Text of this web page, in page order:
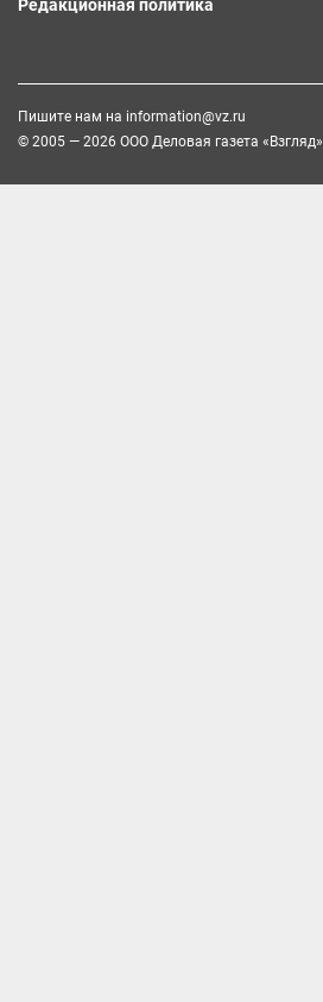
Редакционная политика
Пишите нам на information@vz.ru
© 2005 — 2026 ООО Деловая газета «Взгляд»